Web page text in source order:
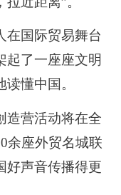
国际贸易舞台
起了一座座文明
懂中国。
营活动将在全
余座外贸名城联
好声音传播得更